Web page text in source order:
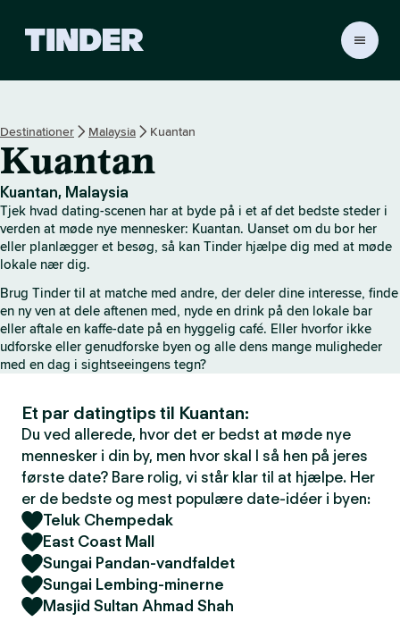
r
s
s
a
r
t
d
e
Destinationer Malaysia Kuantan
Kuantan
Kuantan, Malaysia
Tjek hvad dating-scenen har at byde på i et af det bedste steder i
verden at møde nye mennesker: Kuantan. Uanset om du bor her
eller planlægger et besøg, så kan Tinder hjælpe dig med at møde
lokale nær dig.
Brug Tinder til at matche med andre, der deler dine interesse, finde
en ny ven at dele aftenen med, nyde en drink på den lokale bar
eller aftale en kaffe-date på en hyggelig café. Eller hvorfor ikke
udforske eller genudforske byen og alle dens mange muligheder
med en dag i sightseeingens tegn?
Et par datingtips til Kuantan:
Du ved allerede, hvor det er bedst at møde nye
mennesker i din by, men hvor skal I så hen på jeres
første date? Bare rolig, vi står klar til at hjælpe. Her
er de bedste og mest populære date-idéer i byen:
Teluk Chempedak
East Coast Mall
Sungai Pandan-vandfaldet
Sungai Lembing-minerne
Masjid Sultan Ahmad Shah